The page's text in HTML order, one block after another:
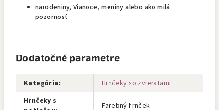
narodeniny, Vianoce, meniny alebo ako milá
pozornosť
Dodatočné parametre
Kategória:
Hrnčeky so zvieratami
Hrnčeky s
Farebný hrnček